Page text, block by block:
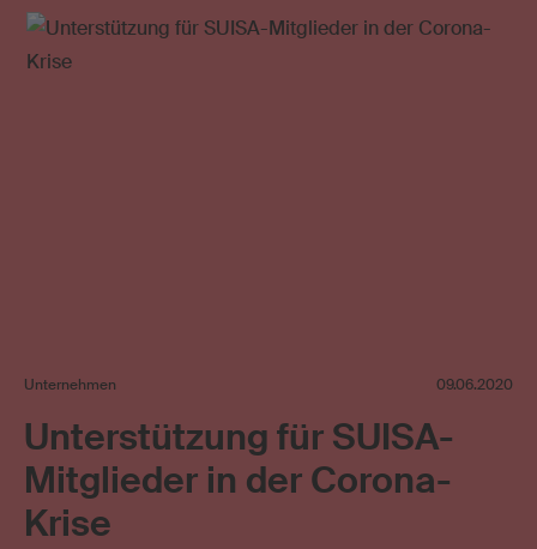
Unternehmen 09.06.2020
Unterstützung für SUISA-
Mitglieder in der Corona-
Krise